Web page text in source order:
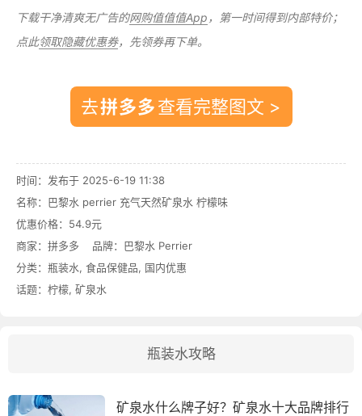
下载干净清爽无广告的网购值值值App ，第一时间得到内部特价；
点此领取隐藏优惠券，先领券再下单。
去 查看完整图文 >
时间：发布于 2025-6-19 11:38
名称： 巴黎水 perrier 充气天然矿泉水 柠檬味
优惠价格： 54.9元
商家： 拼多多 品牌： 巴黎水 Perrier
分类： 瓶装水, 食品保健品, 国内优惠
话题： 柠檬, 矿泉水
瓶装水攻略
矿泉水什么牌子好？矿泉水十大品牌排行